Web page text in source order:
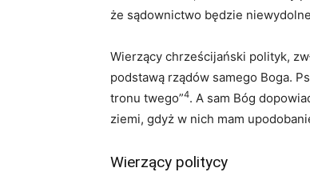
że sądownictwo będzie
Wierzący chrześcijański polityk,
podstawą rządów samego Boga.
tronu twego”4. A sam Bóg
ziemi, gdyż w nich mam
Wierzący politycy